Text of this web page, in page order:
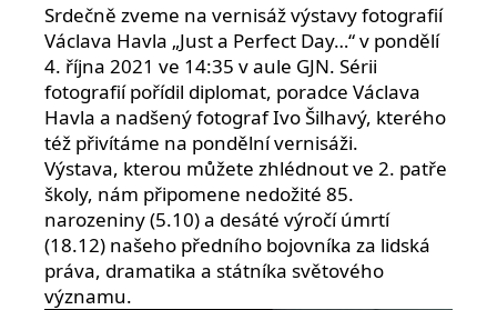
Srdečně zveme na vernisáž výstavy fotografií
Václava Havla „Just a Perfect Day…“ v pondělí
4. října 2021 ve 14:35 v aule GJN. Sérii
fotografií pořídil diplomat, poradce Václava
Havla a nadšený fotograf Ivo Šilhavý, kterého
též přivítáme na pondělní vernisáži.
Výstava, kterou můžete zhlédnout ve 2. patře
školy, nám připomene nedožité 85.
narozeniny (5.10) a desáté výročí úmrtí
(18.12) našeho předního bojovníka za lidská
práva, dramatika a státníka světového
významu.